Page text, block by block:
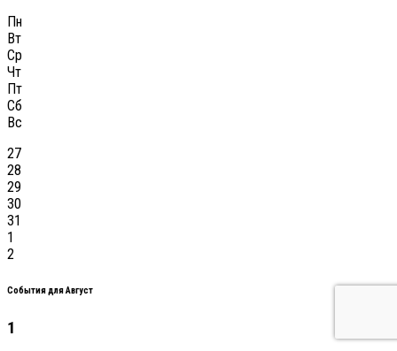
Пн
Вт
Ср
Чт
Пт
Сб
Вс
27
28
29
30
31
1
2
События для Август
1